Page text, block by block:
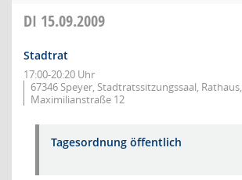
DI 15.09.2009
Stadtrat
17:00-20:20 Uhr
67346 Speyer, Stadtratssitzungssaal, Rathaus,
Maximilianstraße 12
Tagesordnung öffentlich